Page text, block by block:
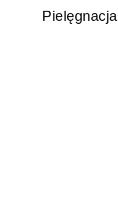
Pielęgnacja